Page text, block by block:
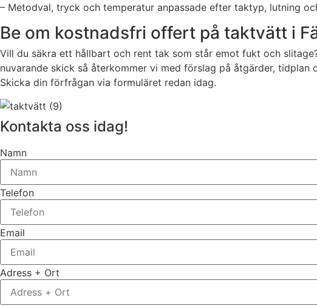
– Metodval, tryck och temperatur anpassade efter taktyp, lutning
Be om kostnadsfri offert på taktvätt i
Vill du säkra ett hållbart och rent tak som står emot fukt och
nuvarande skick så återkommer vi med förslag på åtgärder,
Skicka din förfrågan via formuläret redan idag.
Kontakta oss idag!
Namn
Telefon
Email
Adress + Ort